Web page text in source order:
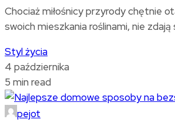
Chociaż miłośnicy przyrody chętnie
swoich mieszkania roślinami, nie
Styl życia
4 października
5 min read
pejot